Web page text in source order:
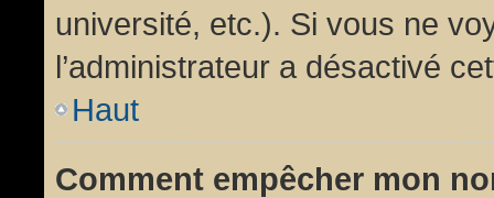
université, etc.). Si vous ne
l’administrateur a désactivé
Haut
Comment empêcher mon